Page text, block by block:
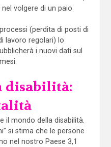
volgere di un paio
(perdita di posti di
lavoro regolari) lo
i nuovi dati sul
disabilità:
il mondo della disabilità.
si stima che le persone
nel nostro Paese 3,1